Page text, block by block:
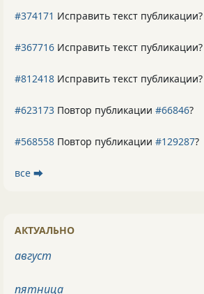
#374171 Исправить текст публикации?
#367716 Исправить текст публикации?
#812418 Исправить текст публикации?
#623173 Повтор публикации #66846?
#568558 Повтор публикации #129287?
все ⮕
АКТУАЛЬНО
август
пятница